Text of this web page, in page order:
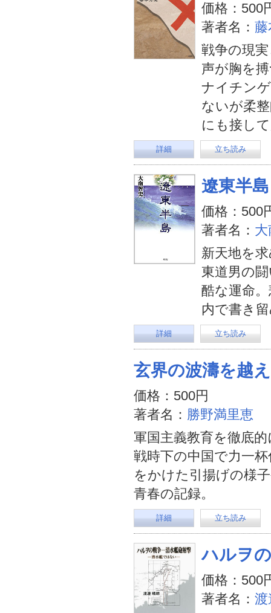
価格：500
著者名： 藤
戦争の現
声が胸を
ナイチン
ないが柔
にも接し
詳細 立ち読み
遼東半島
価格：500
著者名：
新天地を
東道男の
酷な運命
内で書き
詳細 立ち読み
玄界の波濤を越
価格：500円
著者名： 勝野満里恵
軍国主義教育を徹底
戦時下の中国で力一
をかけた引揚げの様
青春の記録。
詳細 立ち読み
ハルヲ
価格：500
著者名： 渡